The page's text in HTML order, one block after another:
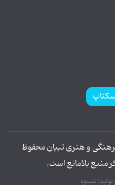
و هنری تبیان محفوظ
منبع بلامانع است.
نستوه